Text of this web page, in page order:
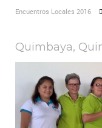
Encuentros Locales 2016
Quimbaya,